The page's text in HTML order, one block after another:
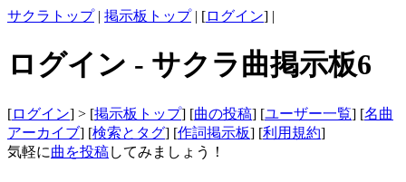
サクラトップ| 掲示板トップ| [ログイン] |
ログイン - サクラ曲掲示板6
[ログイン] > [掲示板トップ] [曲の投稿] [ユーザー一覧] [名曲
アーカイブ] [検索とタグ] [作詞掲示板] [利用規約]
気軽に曲を投稿してみましょう！